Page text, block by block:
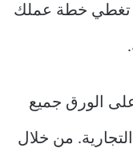
تغطي خطة عملك
الورق جميع
من خلال